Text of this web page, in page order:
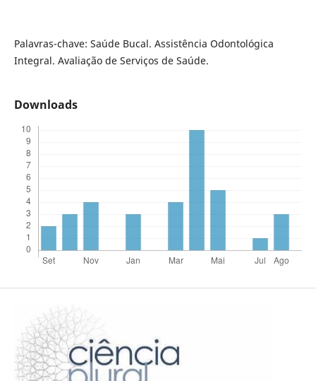
Palavras-chave: Saúde Bucal. Assistência Odontológica
Integral. Avaliação de Serviços de Saúde.
Downloads